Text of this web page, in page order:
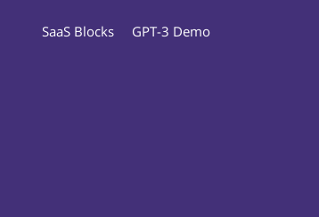
SaaS Blocks GPT-3 Demo